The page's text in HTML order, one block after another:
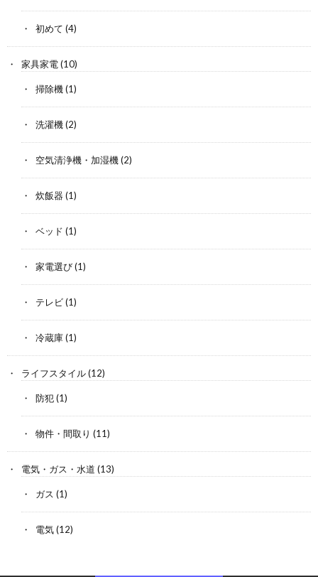
初めて (4)
家具家電(10)
掃除機(1)
洗濯機(2)
空気清浄機・加湿機(2)
炊飯器 (1)
ベッド (1)
家電選び(1)
テレビ(1)
冷蔵庫(1)
ライフスタイル(12)
防犯(1)
物件・間取り (11)
電気・ガス・水道 (13)
ガス (1)
電気(12)